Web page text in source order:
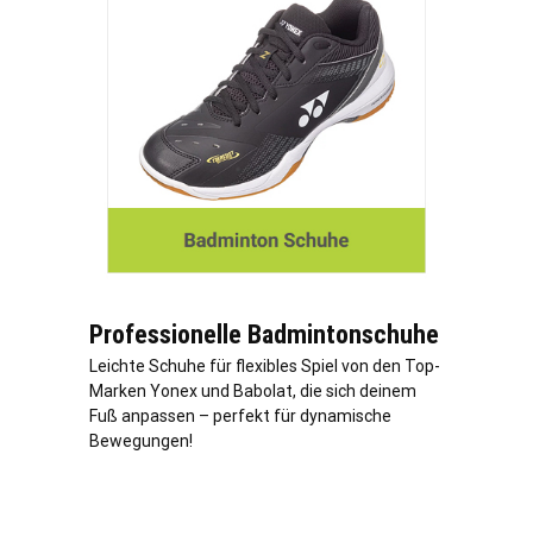
Professionelle Badmintonschuhe
Leichte Schuhe für flexibles Spiel von den Top-
Marken Yonex und Babolat, die sich deinem
Fuß anpassen – perfekt für dynamische
Bewegungen!